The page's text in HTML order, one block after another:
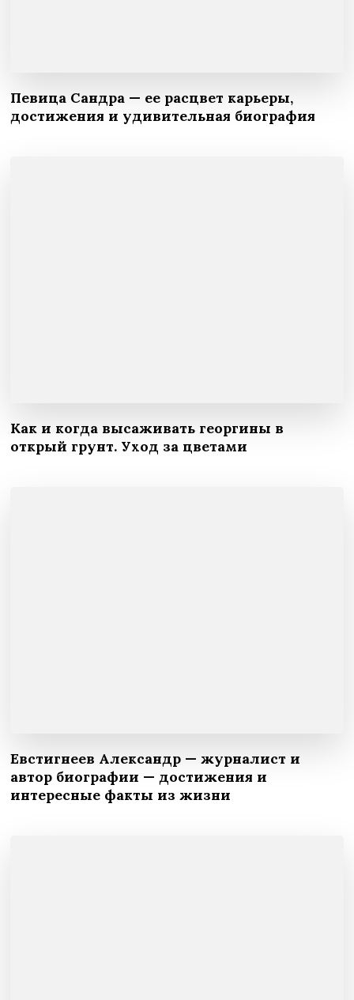
Певица Сандра — ее расцвет карьеры,
достижения и удивительная биография
Как и когда высаживать георгины в
открый грунт. Уход за цветами
Евстигнеев Александр — журналист и
автор биографии — достижения и
интересные факты из жизни